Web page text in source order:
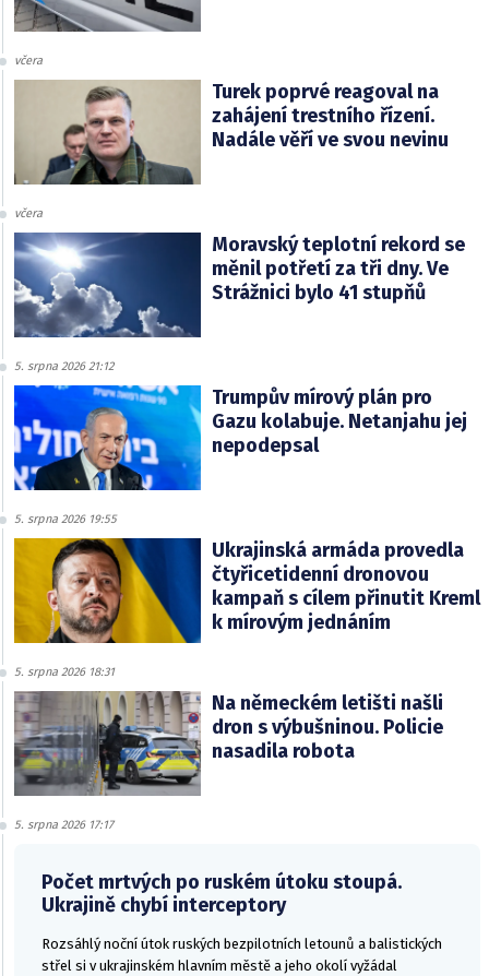
včera
Turek poprvé reagoval na
zahájení trestního řízení.
Nadále věří ve svou nevinu
včera
Moravský teplotní rekord se
měnil potřetí za tři dny. Ve
Strážnici bylo 41 stupňů
5. srpna 2026 21:12
Trumpův mírový plán pro
Gazu kolabuje. Netanjahu jej
nepodepsal
5. srpna 2026 19:55
Ukrajinská armáda provedla
čtyřicetidenní dronovou
kampaň s cílem přinutit Kreml
k mírovým jednáním
5. srpna 2026 18:31
Na německém letišti našli
dron s výbušninou. Policie
nasadila robota
5. srpna 2026 17:17
Počet mrtvých po ruském útoku stoupá.
Ukrajině chybí interceptory
Rozsáhlý noční útok ruských bezpilotních letounů a balistických
střel si v ukrajinském hlavním městě a jeho okolí vyžádal